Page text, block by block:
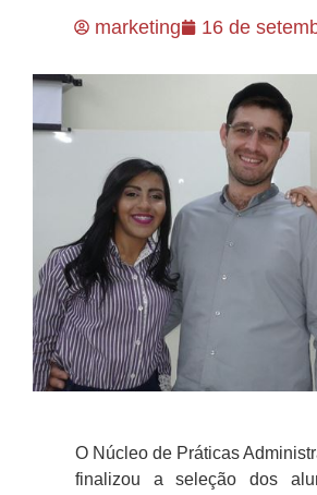
marketing 16 de
O Núcleo de Práticas
finalizou a seleção dos